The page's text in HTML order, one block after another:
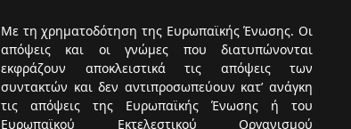
Με τη χρηματοδότηση της Ευρωπαϊκής Ένωσης. Οι
απόψεις και οι γνώμες που διατυπώνονται
εκφράζουν αποκλειστικά τις απόψεις των
συντακτών και δεν αντιπροσωπεύουν κατ’ ανάγκη
τις απόψεις της Ευρωπαϊκής Ένωσης ή του
Ευρωπαϊκού Εκτελεστικού Οργανισμού